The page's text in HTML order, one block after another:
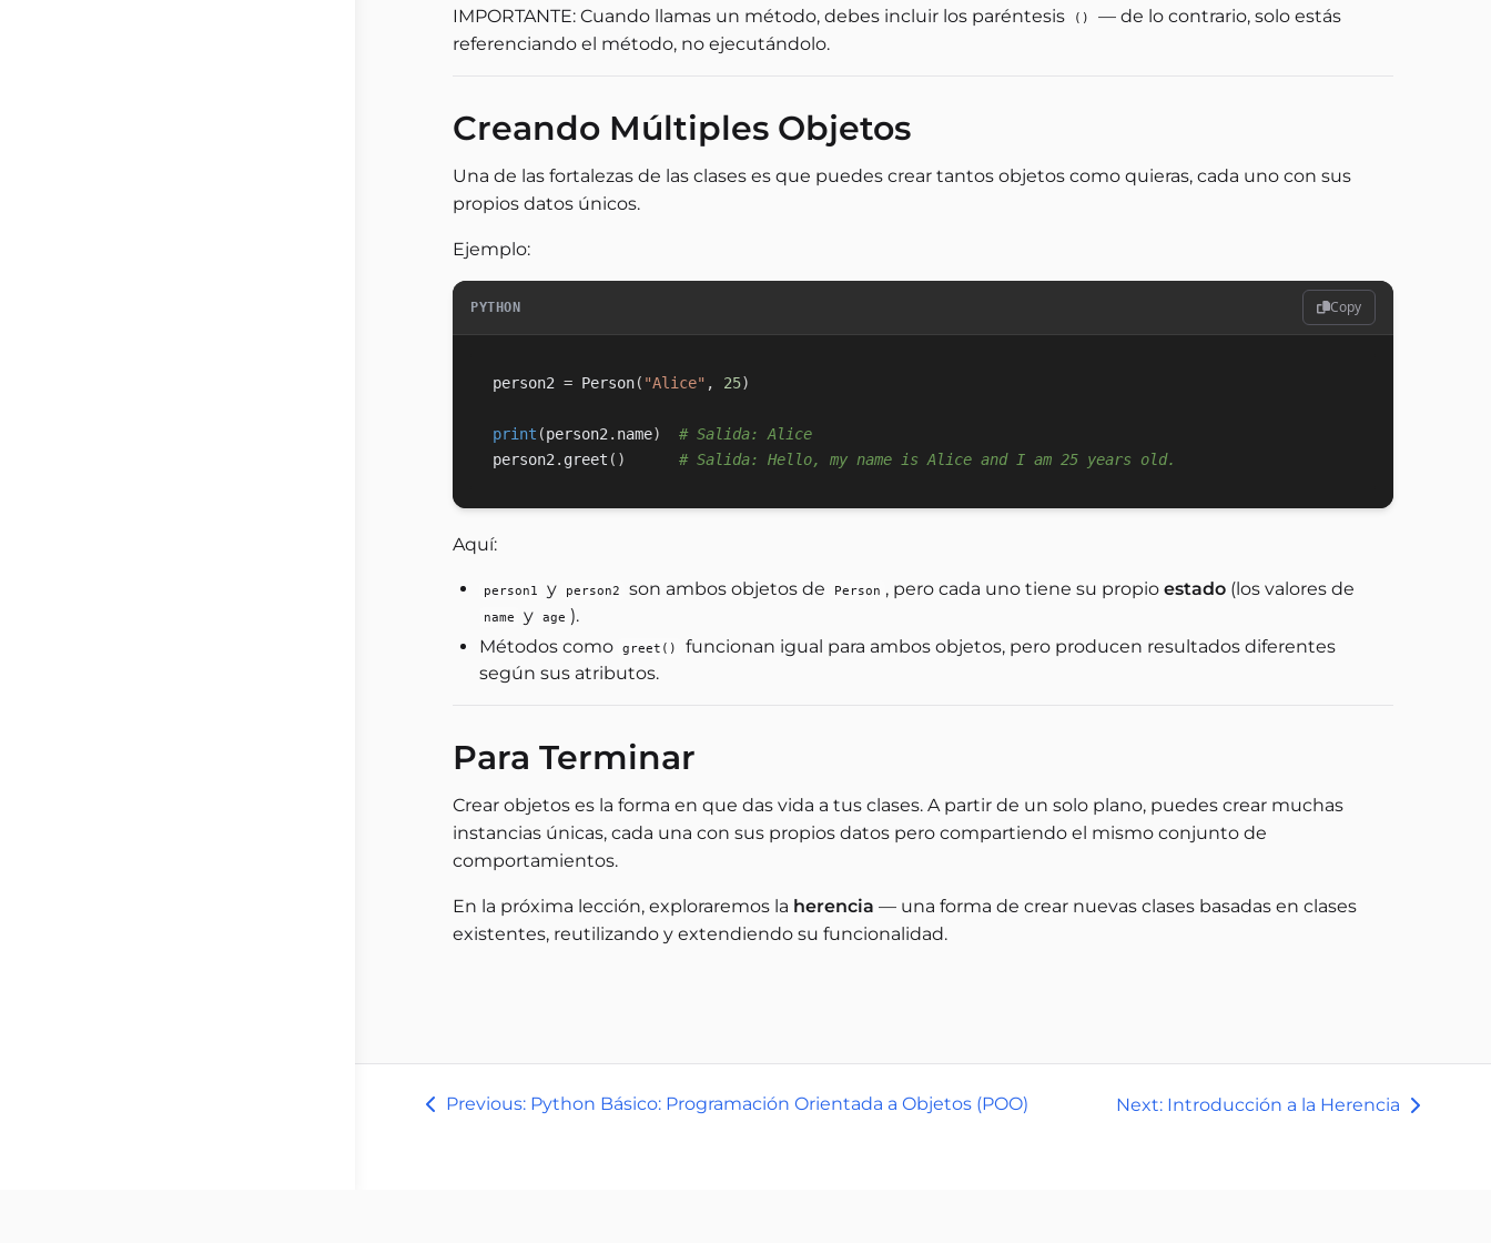
IMPORTANTE: Cuando llamas un método, debes incluir los paréntesis ()
— de lo contrario, solo estás
referenciando el método, no ejecutándolo.
Creando Múltiples Objetos
Una de las fortalezas de las clases es que puedes crear tantos objetos como quieras, cada uno con sus
propios datos únicos.
Ejemplo:
PYTHON Copy
person2 = Person( "Alice" , 25)
print (person2 . name)
# Salida: Alice
person2 . greet ( ) # Salida: Hello, my name is Alice and I am 25 years old.
Aquí:
person1 y person2 son ambos objetos de Person , pero cada uno tiene su propio estado (los valores de
name y age ).
Métodos como greet()
funcionan igual para ambos objetos, pero producen resultados diferentes
según sus atributos.
Para Terminar
Crear objetos es la forma en que das vida a tus clases. A partir de un solo plano, puedes crear muchas
instancias únicas, cada una con sus propios datos pero compartiendo el mismo conjunto de
comportamientos.
En la próxima lección, exploraremos la herencia — una forma de crear nuevas clases basadas en clases
existentes, reutilizando y extendiendo su funcionalidad.
Previous: Python Básico: Programación Orientada a Objetos (POO) Next: Introducción a la Herencia